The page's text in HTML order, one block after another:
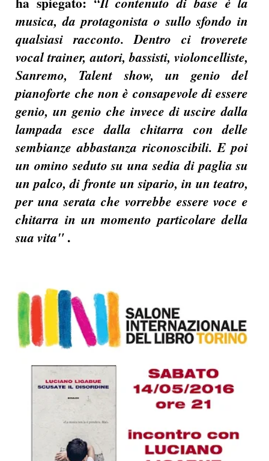
musica, da protagonista o sullo sfondo in
qualsiasi racconto. Dentro ci troverete
vocal trainer, autori, bassisti, violoncelliste,
Sanremo, Talent show, un genio del
pianoforte che non è consapevole di essere
genio, un genio che invece di uscire dalla
lampada esce dalla chitarra con delle
sembianze abbastanza riconoscibili. E poi
un omino seduto su una sedia di paglia su
un palco, di fronte un sipario, in un teatro,
per una serata che vorrebbe essere voce e
chitarra in un momento particolare della
sua vita" .